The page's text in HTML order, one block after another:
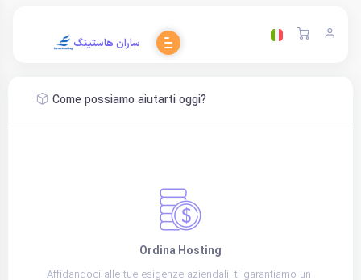
ساران هاستینگ
Come possiamo aiutarti oggi?
Ordina Hosting
Affidandoci alle tue esigenze aziendali, ti garantiamo un